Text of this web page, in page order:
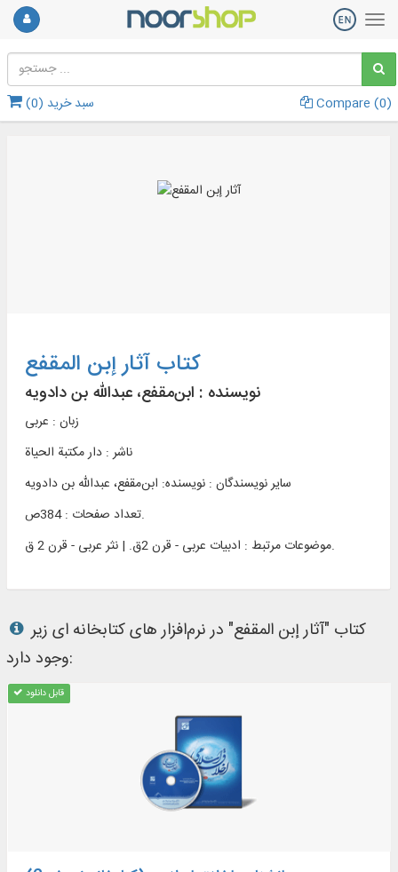
سبد خرید (0
) Compare (0)
کتاب آثار إبن المقفع
نویسنده : ابن‌مقفع، عبدالله بن دادویه
زبان : عربی
ناشر : دار مکتبة الحیاة
سایر نویسندگان : نویسنده: ابن‌مقفع، عبدالله بن دادویه
تعداد صفحات : 384ص.
موضوعات مرتبط :ادبیات عربی - قرن 2ق. | نثر عربی - قرن 2 ق.
کتاب "آثار إبن المقفع" در نرم‌افزار های کتابخانه ای زیر
وجود دارد:
قابل دانلود